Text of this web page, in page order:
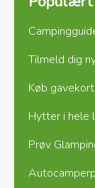
Tilmeld dig
Køb gavekort
Hytter i hele
Prøv